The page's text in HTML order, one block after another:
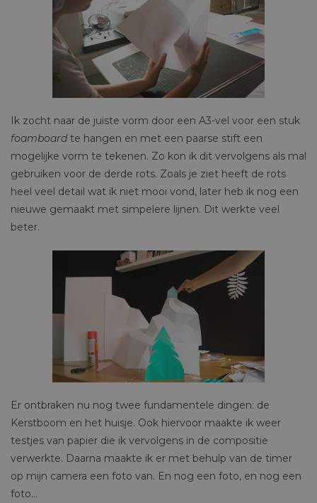
Ik zocht naar de juiste vorm door een A3-vel voor een stuk
foamboardte hangen en met een paarse stift een
mogelijke vorm te tekenen. Zo kon ik dit vervolgens als mal
gebruiken voor de derde rots. Zoals je ziet heeft de rots
heel veel detail wat ik niet mooi vond, later heb ik nog een
nieuwe gemaakt met simpelere lijnen. Dit werkte veel
beter.
Er ontbraken nu nog twee fundamentele dingen: de
Kerstboom en het huisje. Ook hiervoor maakte ik weer
testjes van papier die ik vervolgens in de compositie
verwerkte. Daarna maakte ik er met behulp van de timer
op mijn camera een foto van. En nog een foto, en nog een
foto…